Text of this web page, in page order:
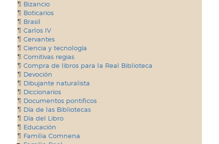
Bizancio
Boticarios
Brasil
Carlos IV
Cervantes
Ciencia y tecnología
Comitivas regias
Compra de libros para la Real Biblioteca
Devoción
Dibujante naturalista
Diccionarios
Documentos pontificos
Día de las Bibliotecas
Día del Libro
Educación
Familia Comnena